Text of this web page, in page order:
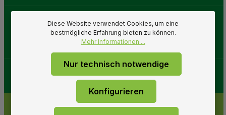
GartenweltDiese Website verwendet Cookies, um eine
bestmögliche Erfahrung bieten zu können.
Mehr Informationen ...
Nur technisch notwendige
Konfigurieren